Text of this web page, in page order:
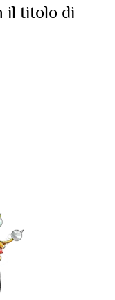
il titolo di